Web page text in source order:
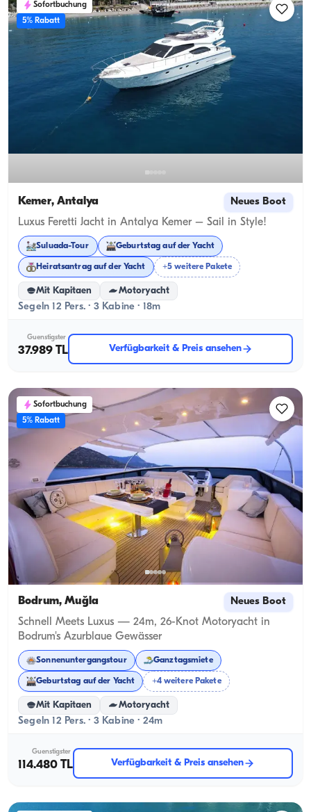
Sofortbuchung
5% Rabatt
Kemer, Antalya Neues Boot
Luxus Feretti Jacht in Antalya Kemer – Sail in Style!
Suluada-Tour Geburtstag auf der Yacht
Heiratsantrag auf der Yacht +5 weitere Pakete
Mit Kapitaen Motoryacht
Segeln 12 Pers. · 3 Kabine · 18m
Guenstigster
37.989 TL Verfügbarkeit & Preis ansehen
Sofortbuchung
5% Rabatt
Bodrum, Muğla Neues Boot
Schnell Meets Luxus — 24m, 26-Knot Motoryacht in
Bodrum's Azurblaue Gewässer
Sonnenuntergangstour Ganztagsmiete
Geburtstag auf der Yacht +4 weitere Pakete
Mit Kapitaen Motoryacht
Segeln 12 Pers. · 3 Kabine · 24m
Guenstigster
114.480 TL Verfügbarkeit & Preis ansehen